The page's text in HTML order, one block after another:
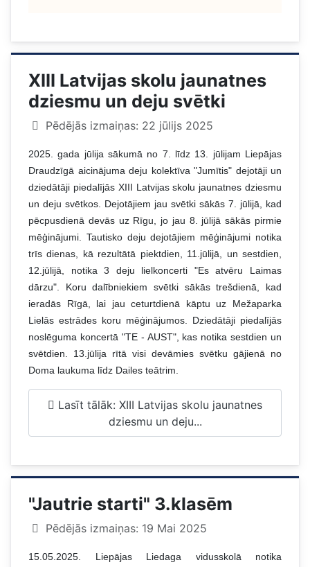
XIII Latvijas skolu jaunatnes
dziesmu un deju svētki
Pēdējās izmaiņas: 22 jūlijs 2025
2025. gada jūlija sākumā no 7. līdz 13. jūlijam Liepājas
Draudzīgā aicinājuma deju kolektīva "Jumītis" dejotāji un
dziedātāji piedalījās XIII Latvijas skolu jaunatnes dziesmu
un deju svētkos. Dejotājiem jau svētki sākās 7. jūlijā, kad
pēcpusdienā devās uz Rīgu, jo jau 8. jūlijā sākās pirmie
mēģinājumi. Tautisko deju dejotājiem mēģinājumi notika
trīs dienas, kā rezultātā piektdien, 11.jūlijā, un sestdien,
12.jūlijā, notika 3 deju lielkoncerti "Es atvēru Laimas
dārzu". Koru dalībniekiem svētki sākās trešdienā, kad
ieradās Rīgā, lai jau ceturtdienā kāptu uz Mežaparka
Lielās estrādes koru mēģinājumos. Dziedātāji piedalījās
noslēguma koncertā "TE - AUST", kas notika sestdien un
svētdien. 13.jūlija rītā visi devāmies svētku gājienā no
Doma laukuma līdz Dailes teātrim.
Lasīt tālāk: XIII Latvijas skolu jaunatnes
dziesmu un deju...
"Jautrie starti" 3.klasēm
Pēdējās izmaiņas: 19 Mai 2025
15.05.2025. Liepājas Liedaga vidusskolā notika